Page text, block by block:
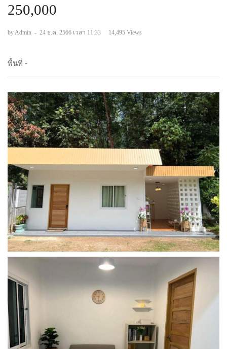
250,000
by Admin - 24 ธ.ค. 2566 เวลา 11:33 14,495 Views
พื้นที่ -